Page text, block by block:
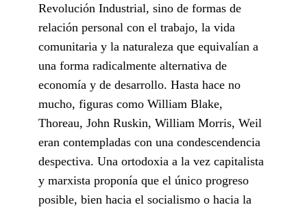
Revolución Industrial, sino de formas de
relación personal con el trabajo, la vida
comunitaria y la naturaleza que equivalían a
una forma radicalmente alternativa de
economía y de desarrollo. Hasta hace no
mucho, figuras como William Blake,
Thoreau, John Ruskin, William Morris, Weil
eran contempladas con una condescendencia
despectiva. Una ortodoxia a la vez capitalista
y marxista proponía que el único progreso
posible, bien hacia el socialismo o hacia la